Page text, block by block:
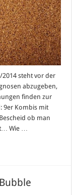
2014 steht vor der
abzugeben,
finden zur
9er Kombis mit
ob man
Wie …